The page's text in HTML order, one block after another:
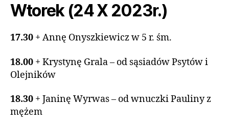
Wtorek (24 X 2023r.)
17.30 + Annę Onyszkiewicz w 5 r. śm.
18.00 + Krystynę Grala – od sąsiadów Psytów i
Olejników
18.30 + Janinę Wyrwas – od wnuczki Pauliny z
mężem